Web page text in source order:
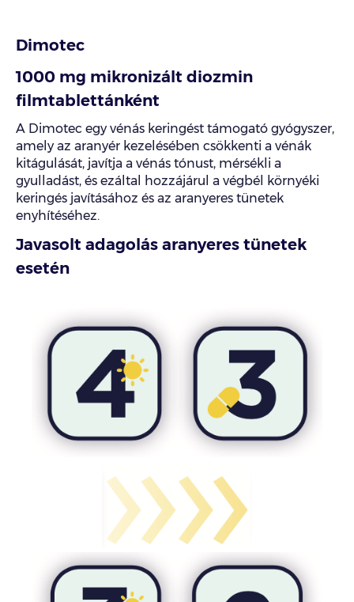
Dimotec
1000 mg mikronizált diozmin
filmtablettánként
A Dimotec egy vénás keringést támogató gyógyszer,
amely az aranyér kezelésében csökkenti a vénák
kitágulását, javítja a vénás tónust, mérsékli a
gyulladást, és ezáltal hozzájárul a végbél környéki
keringés javításához és az aranyeres tünetek
enyhítéséhez.
Javasolt adagolás aranyeres tünetek
esetén